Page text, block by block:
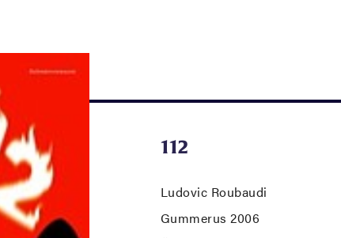
112
Ludovic Roubaudi
Gummerus 2006